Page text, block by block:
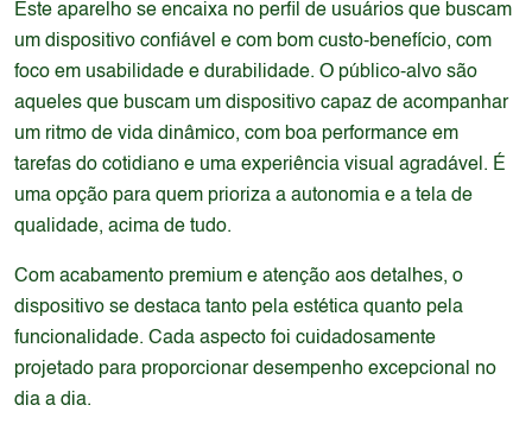
Este aparelho se encaixa no perfil de usuários que buscam
um dispositivo confiável e com bom custo-benefício, com
foco em usabilidade e durabilidade. O público-alvo são
aqueles que buscam um dispositivo capaz de acompanhar
um ritmo de vida dinâmico, com boa performance em
tarefas do cotidiano e uma experiência visual agradável. É
uma opção para quem prioriza a autonomia e a tela de
qualidade, acima de tudo.
Com acabamento premium e atenção aos detalhes, o
dispositivo se destaca tanto pela estética quanto pela
funcionalidade. Cada aspecto foi cuidadosamente
projetado para proporcionar desempenho excepcional no
dia a dia.